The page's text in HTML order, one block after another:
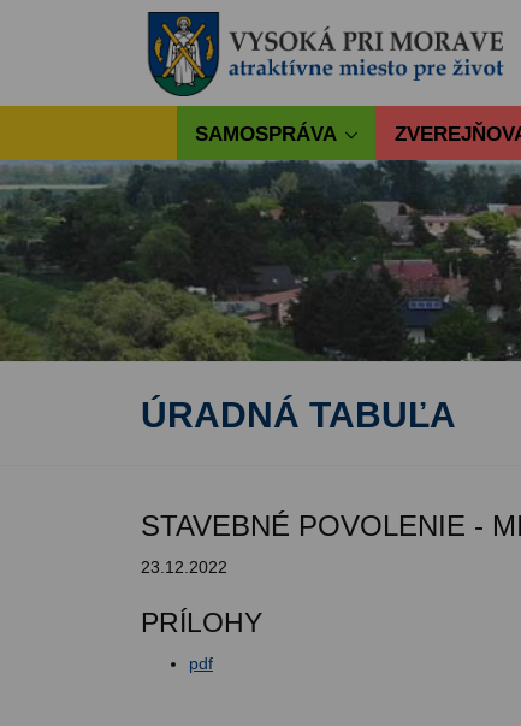
SAMOSPRÁVA
ÚRADNÁ TABUĽA
STAVEBNÉ POVOLENIE -
23.12.2022
PRÍLOHY
pdf